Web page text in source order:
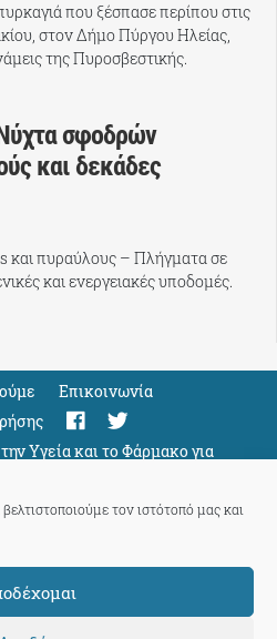
τον ιστότοπό μας και
που ξέσπασε περίπου στις
στον Δήμο Πύργου Ηλείας,
της Πυροσβεστικής.
σφοδρών
και δεκάδες
και πυραύλους – Πλήγματα σε
και ενεργειακές υποδομές.
Eπικοινωνία
Υγεία και το Φάρμακο για
Support
community members